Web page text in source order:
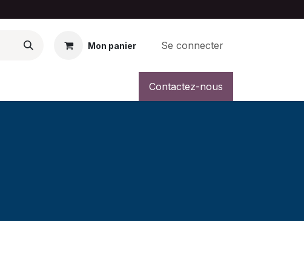
Mon panier Se connecter
Contactez-nous